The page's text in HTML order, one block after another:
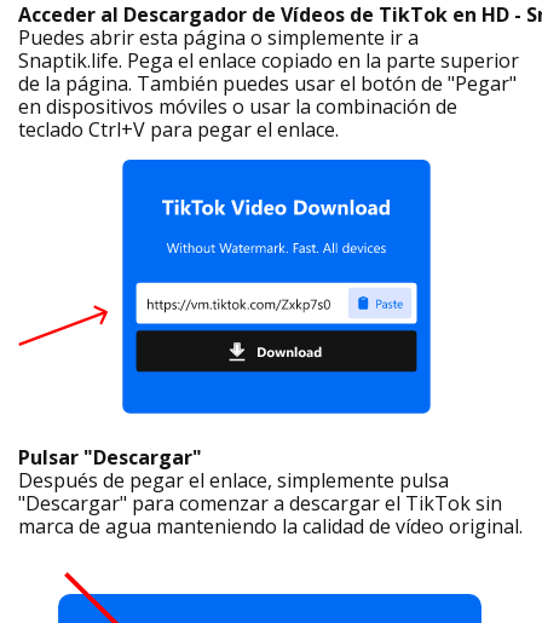
Acceder al Descargador de Vídeos de TikTok en HD -
Puedes abrir esta página o simplemente ir a
Snaptik.life. Pega el enlace copiado en la parte superior
de la página. También puedes usar el botón de "Pegar"
en dispositivos móviles o usar la combinación de
teclado Ctrl+V para pegar el enlace.
Pulsar "Descargar"
Después de pegar el enlace, simplemente pulsa
"Descargar" para comenzar a descargar el TikTok sin
marca de agua manteniendo la calidad de vídeo original.